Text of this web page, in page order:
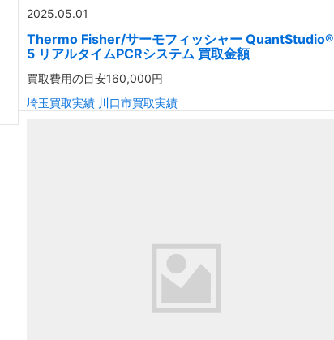
2025.05.01
Thermo Fisher/サーモフィッシャー QuantStudio®
5 リアルタイムPCRシステム 買取金額
買取費用の目安160,000円
埼玉買取実績 川口市買取実績